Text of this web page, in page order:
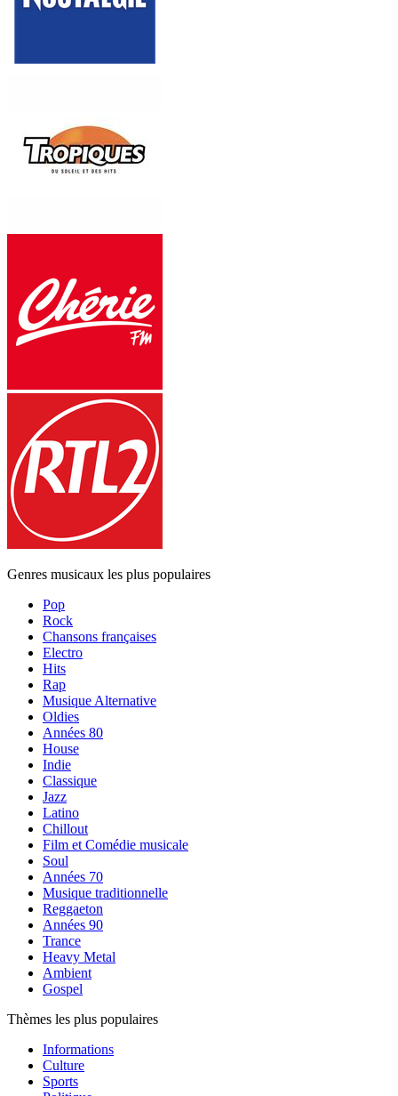
Genres musicaux les plus populaires
Pop
Rock
Chansons françaises
Electro
Hits
Rap
Musique Alternative
Oldies
Années 80
House
Indie
Classique
Jazz
Latino
Chillout
Film et Comédie musicale
Soul
Années 70
Musique traditionnelle
Reggaeton
Années 90
Trance
Heavy Metal
Ambient
Gospel
Thèmes les plus populaires
Informations
Culture
Sports